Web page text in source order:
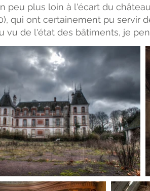
peu plus loin à l'écart du
qui ont certainement pu servir
vu de l'état des bâtiments, je